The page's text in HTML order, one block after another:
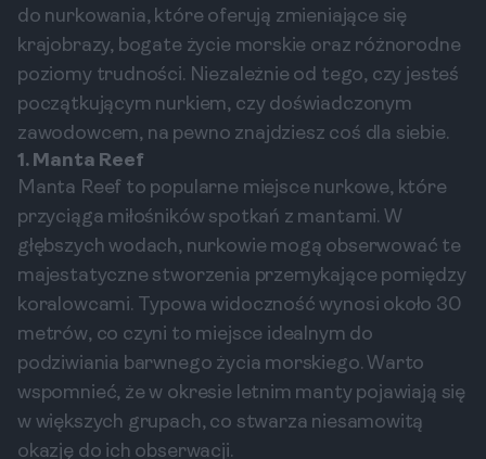
do nurkowania, które oferują zmieniające się
krajobrazy, bogate życie morskie oraz różnorodne
poziomy trudności. Niezależnie od tego, czy jesteś
początkującym nurkiem, czy doświadczonym
zawodowcem, na pewno znajdziesz coś dla siebie.
1. Manta Reef
Manta Reef to popularne miejsce nurkowe, które
przyciąga miłośników spotkań z mantami. W
głębszych wodach, nurkowie mogą obserwować te
majestatyczne stworzenia przemykające pomiędzy
koralowcami. Typowa widoczność wynosi około 30
metrów, co czyni to miejsce idealnym do
podziwiania barwnego życia morskiego. Warto
wspomnieć, że w okresie letnim manty pojawiają się
w większych grupach, co stwarza niesamowitą
okazję do ich obserwacji.